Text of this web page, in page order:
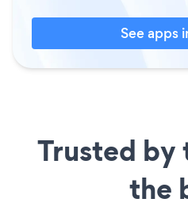
See apps
Trusted by
the